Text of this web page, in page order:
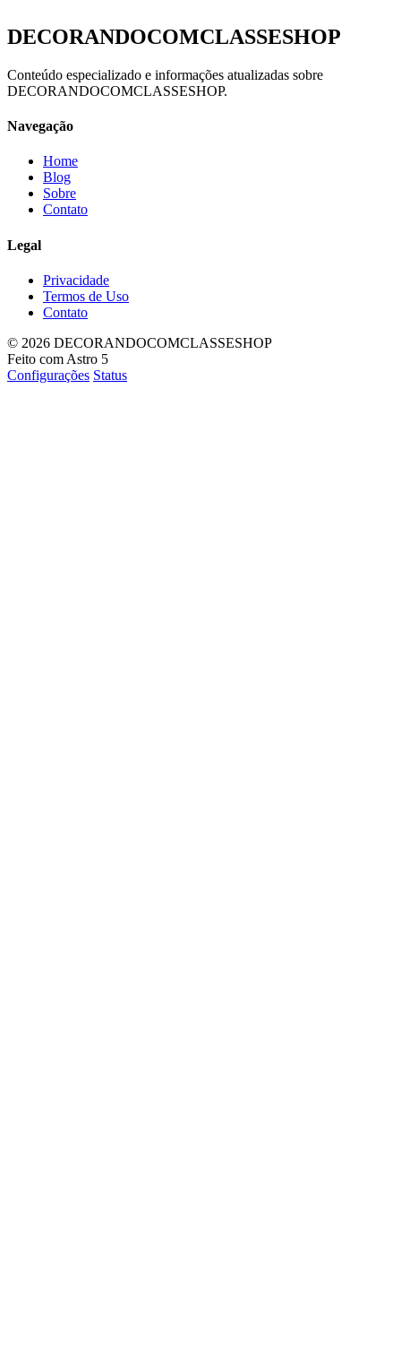
DECORANDOCOMCLASSESHOP
Conteúdo especializado e informações atualizadas sobre
DECORANDOCOMCLASSESHOP.
Navegação
Home
Blog
Sobre
Contato
Legal
Privacidade
Termos de Uso
Contato
© 2026 DECORANDOCOMCLASSESHOP
Feito com Astro 5
Configurações Status